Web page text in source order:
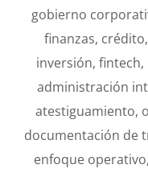
gobierno
finanzas, crédito,
inversión, fintech,
administración
atestiguamiento,
documentación de
enfoque